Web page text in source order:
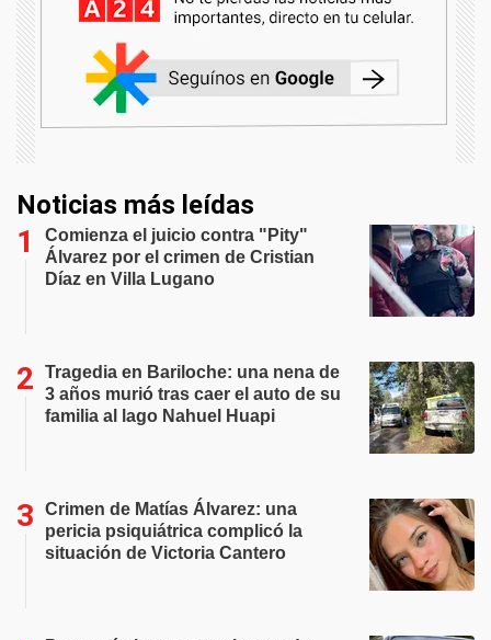
Noticias más leídas
Comienza el juicio contra "Pity"
Álvarez por el crimen de Cristian
Díaz en Villa Lugano
Tragedia en Bariloche: una nena de
3 años murió tras caer el auto de su
familia al lago Nahuel Huapi
Crimen de Matías Álvarez: una
pericia psiquiátrica complicó la
situación de Victoria Cantero